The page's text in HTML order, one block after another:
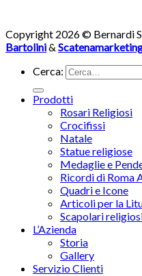
Copyright 2026 © Bernardi
Bartolini&
Cerca:
Prodotti
Rosari Religiosi
Crocifissi
Natale
Statue religiose
Medaglie e
Ricordi di Roma
Quadri e Icone
Articoli per la
Scapolari
L’Azienda
Storia
Gallery
Servizio Clienti